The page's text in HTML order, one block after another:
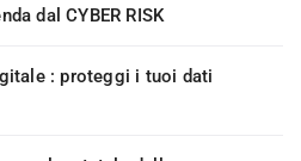
dal CYBER RISK
: proteggi i tuoi dati